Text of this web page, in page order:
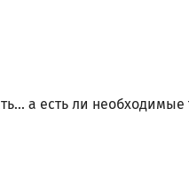
а есть ли